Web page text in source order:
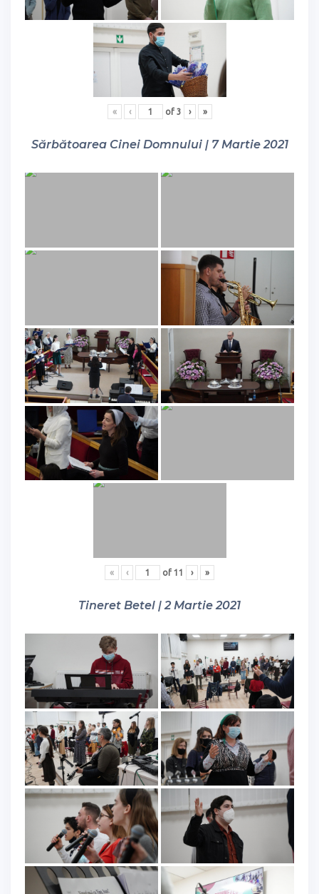
« ‹ of 3 › »
Sărbătoarea Cinei Domnului | 7 Martie 2021
« ‹ of 11 › »
Tineret Betel | 2 Martie 2021